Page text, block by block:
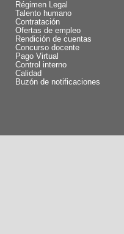
Régimen Legal
Talento humano
Contratación
Ofertas de empleo
Rendición de cuentas
Concurso docente
Pago Virtual
Control interno
Calidad
Buzón de notificaciones